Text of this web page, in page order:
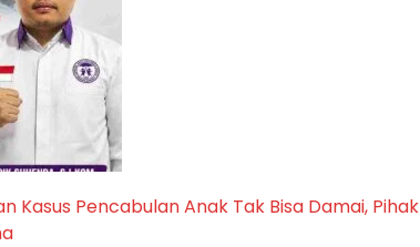
Kasus Pencabulan Anak Tak Bisa Damai, Pihak